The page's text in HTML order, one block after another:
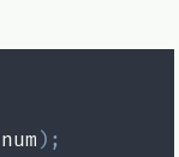
num ) ;